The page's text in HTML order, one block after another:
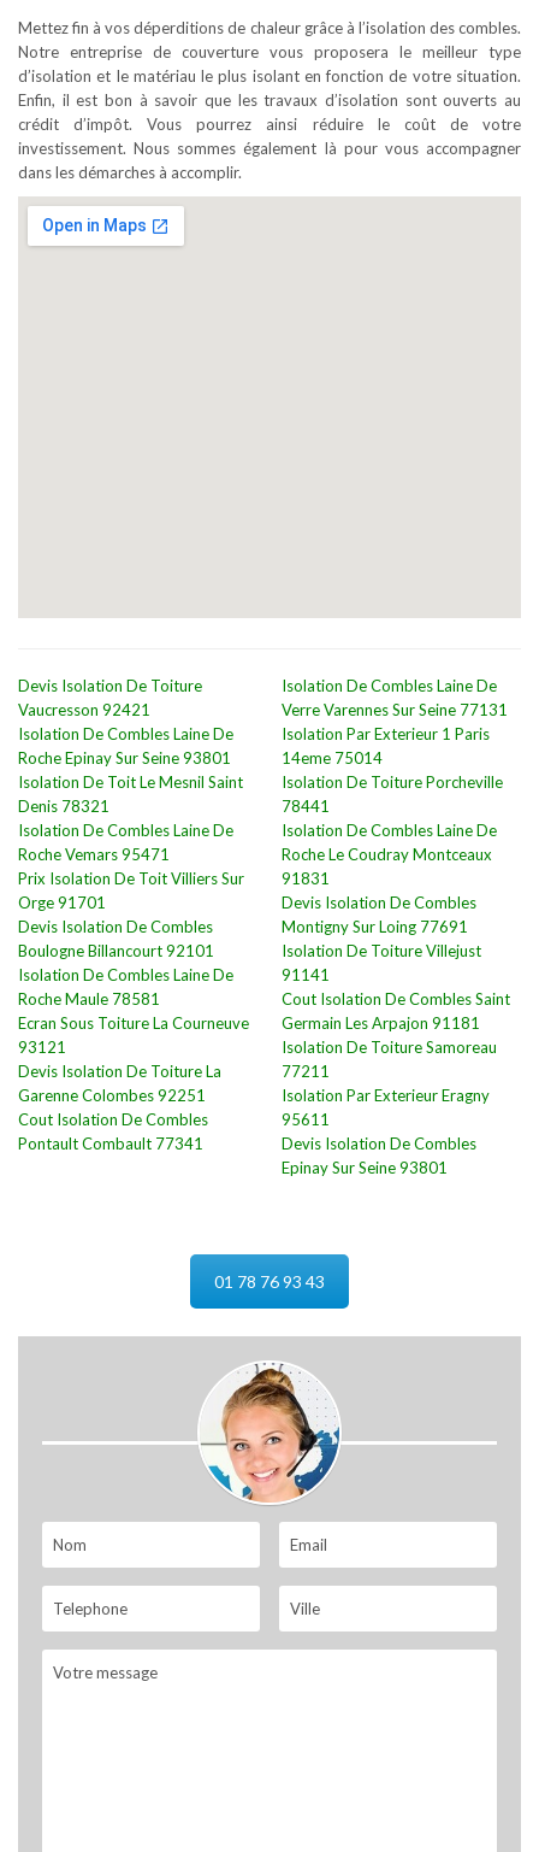
Mettez fin à vos déperditions de chaleur grâce à l’isolation des combles.
Notre entreprise de couverture vous proposera le meilleur type
d’isolation et le matériau le plus isolant en fonction de votre situation.
Enfin, il est bon à savoir que les travaux d’isolation sont ouverts au
crédit d’impôt. Vous pourrez ainsi réduire le coût de votre
investissement. Nous sommes également là pour vous accompagner
dans les démarches à accomplir.
Devis Isolation De Toiture
Vaucresson 92421
Isolation De Combles Laine De
Roche Epinay Sur Seine 93801
Isolation De Toit Le Mesnil Saint
Denis 78321
Isolation De Combles Laine De
Roche Vemars 95471
Prix Isolation De Toit Villiers Sur
Orge 91701
Devis Isolation De Combles
Boulogne Billancourt 92101
Isolation De Combles Laine De
Roche Maule 78581
Ecran Sous Toiture La Courneuve
93121
Devis Isolation De Toiture La
Garenne Colombes 92251
Cout Isolation De Combles
Pontault Combault 77341
Isolation De Combles Laine De
Verre Varennes Sur Seine 77131
Isolation Par Exterieur 1 Paris
14eme 75014
Isolation De Toiture Porcheville
78441
Isolation De Combles Laine De
Roche Le Coudray Montceaux
91831
Devis Isolation De Combles
Montigny Sur Loing 77691
Isolation De Toiture Villejust
91141
Cout Isolation De Combles Saint
Germain Les Arpajon 91181
Isolation De Toiture Samoreau
77211
Isolation Par Exterieur Eragny
95611
Devis Isolation De Combles
Epinay Sur Seine 93801
01 78 76 93 43